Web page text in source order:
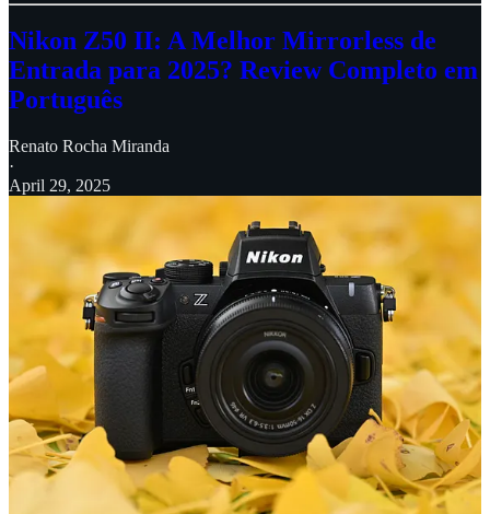
Nikon Z50 II: A Melhor Mirrorless de
Entrada para 2025? Review Completo em
Português
Renato Rocha Miranda
·
April 29, 2025